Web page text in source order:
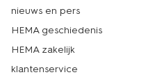
nieuws en pers
HEMA geschiedenis
HEMA zakelijk
klantenservice